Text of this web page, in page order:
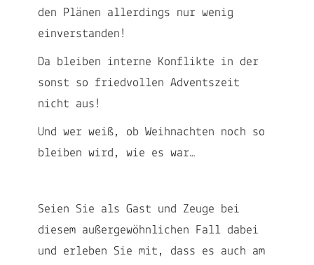
den Plänen allerdings nur wenig
einverstanden!
Da bleiben interne Konflikte in der
sonst so friedvollen Adventszeit
nicht aus!
Und wer weiß, ob Weihnachten noch so
bleiben wird, wie es war…
Seien Sie als Gast und Zeuge bei
diesem außergewöhnlichen Fall dabei
und erleben Sie mit, dass es auch am